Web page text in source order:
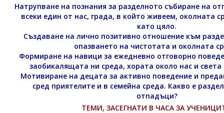
Натрупване на познания за разделното събиране на
всеки един от нас, града, в който живеем, околната
като цяло.
Създаване на лично позитивно отношение към
опазването на чистотата и околната
Формиране на навици за ежедневно отговорно
заобикалящата ни среда, хората около нас и
Мотивиране на децата за активно поведение и
сред приятелите и в семейна среда. Какво е
отпадъци?
ТЕМИ, ЗАСЕГНАТИ В ЧАСА ЗА